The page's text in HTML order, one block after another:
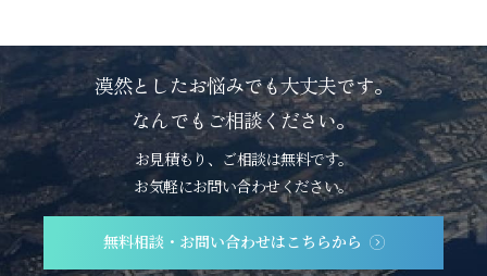
漠然としたお悩みでも大丈夫です。
なんでもご相談ください。
お見積もり、ご相談は無料です。
お気軽にお問い合わせください。
無料相談・お問い合わせはこちらから